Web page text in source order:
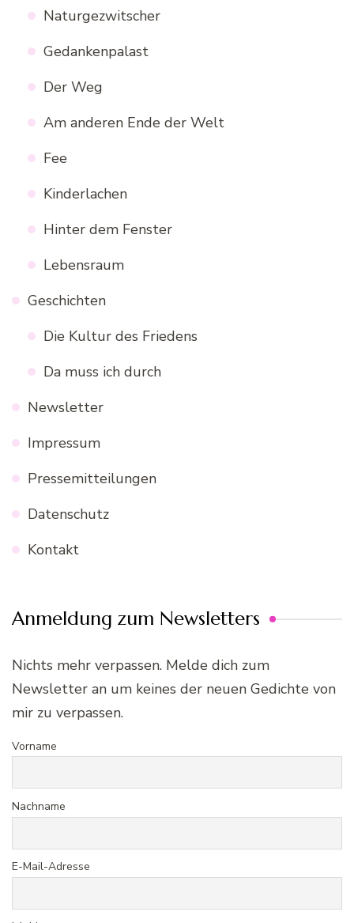
Naturgezwitscher
Gedankenpalast
Der Weg
Am anderen Ende der Welt
Fee
Kinderlachen
Hinter dem Fenster
Lebensraum
Geschichten
Die Kultur des Friedens
Da muss ich durch
Newsletter
Impressum
Pressemitteilungen
Datenschutz
Kontakt
Anmeldung zum Newsletters
Nichts mehr verpassen. Melde dich zum
Newsletter an um keines der neuen Gedichte von
mir zu verpassen.
Vorname
Nachname
E-Mail-Adresse